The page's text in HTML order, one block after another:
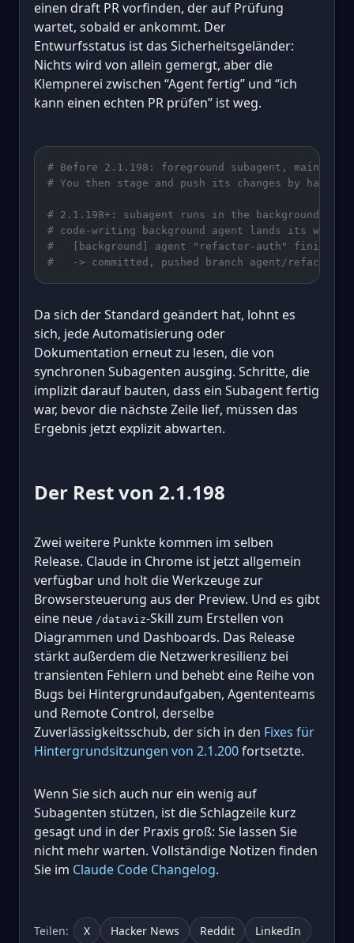
einen draft PR vorfinden, der auf Prüfung
wartet, sobald er ankommt. Der
Entwurfsstatus ist das Sicherheitsgeländer:
Nichts wird von allein gemergt, aber die
Klempnerei zwischen “Agent fertig” und “ich
kann einen echten PR prüfen” ist weg.
# Before 2.1.198: foreground subagent, main
# You then stage and push its changes by hand.
# 2.1.198+: subagent runs in the background,
# code-writing background agent lands its
#   [background] agent "refactor-auth" finished
#   -> committed, pushed branch agent/refactor-
Da sich der Standard geändert hat, lohnt es
sich, jede Automatisierung oder
Dokumentation erneut zu lesen, die von
synchronen Subagenten ausging. Schritte, die
implizit darauf bauten, dass ein Subagent fertig
war, bevor die nächste Zeile lief, müssen das
Ergebnis jetzt explizit abwarten.
Der Rest von 2.1.198
Zwei weitere Punkte kommen im selben
Release. Claude in Chrome ist jetzt allgemein
verfügbar und holt die Werkzeuge zur
Browsersteuerung aus der Preview. Und es gibt
eine neue /dataviz-Skill zum Erstellen von
Diagrammen und Dashboards. Das Release
stärkt außerdem die Netzwerkresilienz bei
transienten Fehlern und behebt eine Reihe von
Bugs bei Hintergrundaufgaben, Agententeams
und Remote Control, derselbe
Zuverlässigkeitsschub, der sich in den Fixes für
Hintergrundsitzungen von 2.1.200fortsetzte.
Wenn Sie sich auch nur ein wenig auf
Subagenten stützen, ist die Schlagzeile kurz
gesagt und in der Praxis groß: Sie lassen Sie
nicht mehr warten. Vollständige Notizen finden
Sie im Claude Code Changelog.
Teilen: X Hacker News Reddit LinkedIn